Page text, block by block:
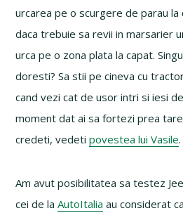
urcarea pe o scurgere de parau la
daca trebuie sa revii in marsarier
urca pe o zona plata la capat.
doresti? Sa stii pe cineva cu
cand vezi cat de usor intri si iesi
moment dat ai sa fortezi prea tare
credeti, vedetipovestea lui Vasile.
Am avut posibilitatea sa testez
cei de laAutoItalia au considerat